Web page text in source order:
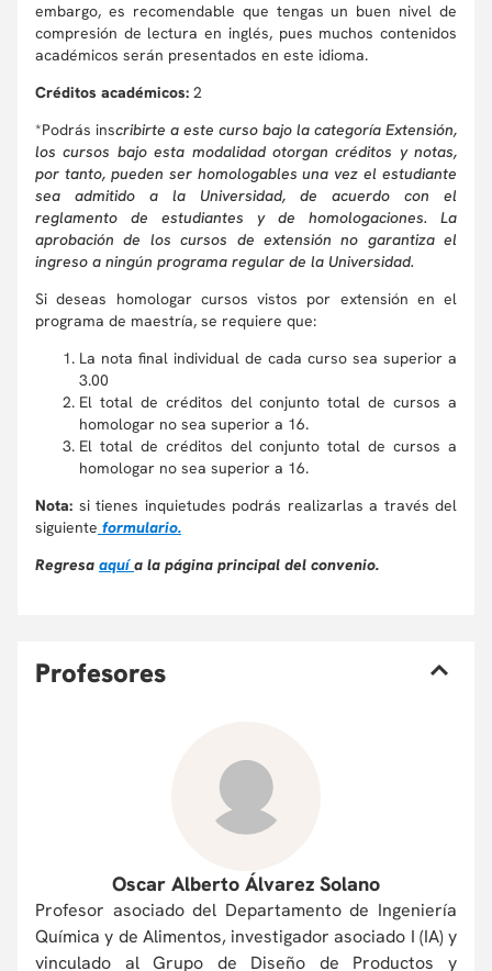
embargo, es recomendable que tengas un buen nivel de
compresión de lectura en inglés, pues muchos contenidos
académicos serán presentados en este idioma.
Créditos académicos: 2
*Podrás inscribirte a este curso bajo la categoría Extensión,
los cursos bajo esta modalidad otorgan créditos y notas,
por tanto, pueden ser homologables una vez el estudiante
sea admitido a la Universidad, de acuerdo con el
reglamento de estudiantes y de homologaciones. La
aprobación de los cursos de extensión no garantiza el
ingreso a ningún programa regular de la Universidad.
Si deseas homologar cursos vistos por extensión en el
programa de maestría, se requiere que:
La nota final individual de cada curso sea superior a
3.00
El total de créditos del conjunto total de cursos a
homologar no sea superior a 16.
El total de créditos del conjunto total de cursos a
homologar no sea superior a 16.
Nota: si tienes inquietudes podrás realizarlas a través del
siguiente formulario.
Regresa aquía la página principal del convenio.
Profesores
Oscar Alberto Álvarez Solano
Profesor asociado del Departamento de Ingeniería
Química y de Alimentos, investigador asociado I (IA) y
vinculado al Grupo de Diseño de Productos y